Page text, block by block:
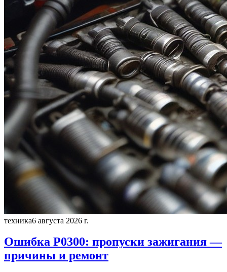
техника6 августа 2026 г.
Ошибка P0300: пропуски зажигания —
причины и ремонт